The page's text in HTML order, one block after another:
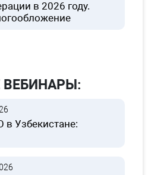
в 2026 году.
Узбекистане: